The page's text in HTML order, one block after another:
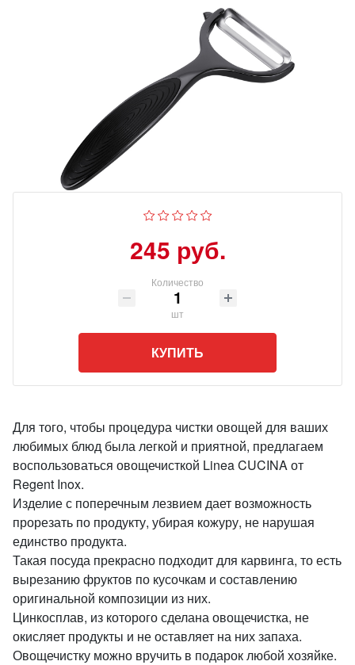
245 руб.
Количество
шт
КУПИТЬ
Для того, чтобы процедура чистки овощей для ваших
любимых блюд была легкой и приятной, предлагаем
воспользоваться овощечисткой Linea CUCINA от
Regent Inox.
Изделие с поперечным лезвием дает возможность
прорезать по продукту, убирая кожуру, не нарушая
единство продукта.
Такая посуда прекрасно подходит для карвинга, то есть
вырезанию фруктов по кусочкам и составлению
оригинальной композиции из них.
Цинкосплав, из которого сделана овощечистка, не
окисляет продукты и не оставляет на них запаха.
Овощечистку можно вручить в подарок любой хозяйке.